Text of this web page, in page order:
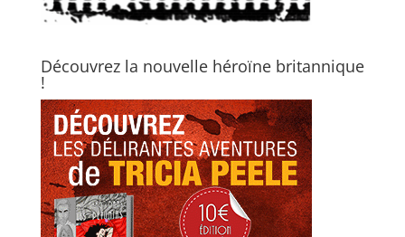
Découvrez la nouvelle héroïne britannique
!